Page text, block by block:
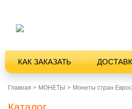
КАК ЗАКАЗАТЬ
Главная > MОНЕТЫ Монеты стран